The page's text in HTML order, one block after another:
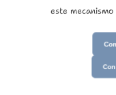
este